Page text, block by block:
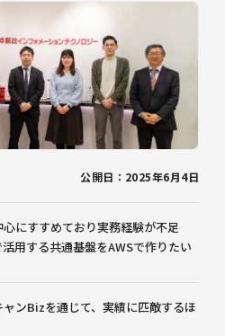
公開日：2025年6月4日
にすすめており実務経験が不足
用する共通基盤をAWSで作りたい
ンBizを通じて、実績に匹敵するほ